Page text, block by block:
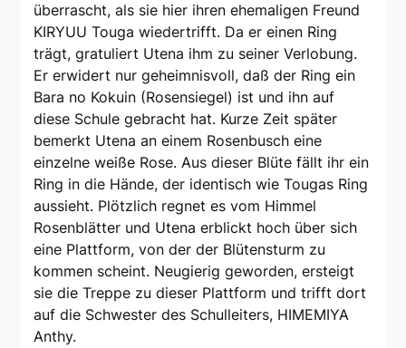
überrascht, als sie hier ihren ehemaligen Freund
KIRYUU Touga wiedertrifft. Da er einen Ring
trägt, gratuliert Utena ihm zu seiner Verlobung.
Er erwidert nur geheimnisvoll, daß der Ring ein
Bara no Kokuin (Rosensiegel) ist und ihn auf
diese Schule gebracht hat. Kurze Zeit später
bemerkt Utena an einem Rosenbusch eine
einzelne weiße Rose. Aus dieser Blüte fällt ihr ein
Ring in die Hände, der identisch wie Tougas Ring
aussieht. Plötzlich regnet es vom Himmel
Rosenblätter und Utena erblickt hoch über sich
eine Plattform, von der der Blütensturm zu
kommen scheint. Neugierig geworden, ersteigt
sie die Treppe zu dieser Plattform und trifft dort
auf die Schwester des Schulleiters, HIMEMIYA
Anthy.